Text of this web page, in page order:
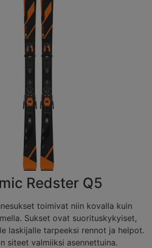
Redster Q5
toimivat niin kovalla kuin
Sukset ovat suorituskykyiset,
laskijalle tarpeeksi rennot ja helpot.
siteet valmiiksi asennettuina.